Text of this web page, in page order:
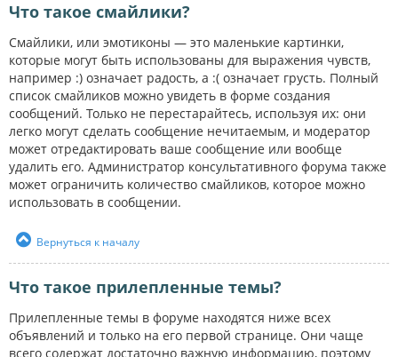
Что такое смайлики?
Смайлики, или эмотиконы — это маленькие картинки,
которые могут быть использованы для выражения чувств,
например :) означает радость, а :( означает грусть. Полный
список смайликов можно увидеть в форме создания
сообщений. Только не перестарайтесь, используя их: они
легко могут сделать сообщение нечитаемым, и модератор
может отредактировать ваше сообщение или вообще
удалить его. Администратор консультативного форума также
может ограничить количество смайликов, которое можно
использовать в сообщении.
Вернуться к началу
Что такое прилепленные темы?
Прилепленные темы в форуме находятся ниже всех
объявлений и только на его первой странице. Они чаще
всего содержат достаточно важную информацию, поэтому